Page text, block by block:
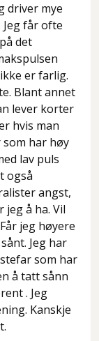
driver mye
får ofte
det
er farlig.
Blant annet
lever korter
hvis man
har høy
lav puls
også
angst,
jeg å ha. Vil
jeg høyere
Jeg har
som har
å tatt sånn
. Jeg
Kanskje